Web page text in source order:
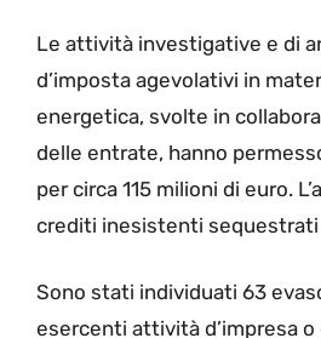
Le attività investigative e di
d’imposta agevolativi in
energetica, svolte in
delle entrate, hanno
per circa 115 milioni di euro.
crediti inesistenti sequestrati
Sono stati individuati 63
esercenti attività d’impresa